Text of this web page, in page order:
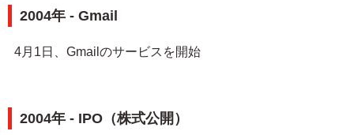
2004年 - Gmail
4月1日、Gmailのサービスを開始
2004年 - IPO（株式公開）